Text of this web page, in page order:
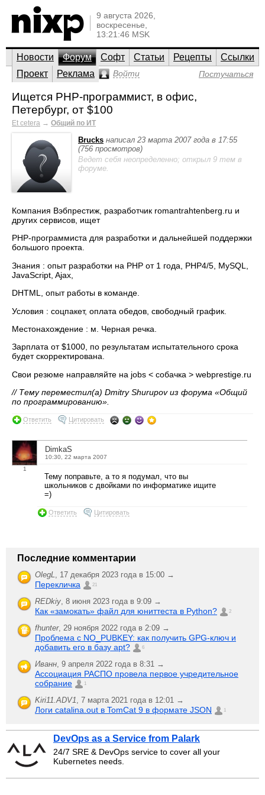
9 августа 2026,
воскресенье,
13:21:46 MSK
Новости Форум Софт Статьи Рецепты
Ссылки
Проект
Реклама Войти Постучаться
Ищется PHP-программист, в офис,
Петербург, от $100
Et cetera → Общий по ИТ
Brucks написал 23 марта 2007 года в 17:55
(756 просмотров)
Ведет себя неопределенно; открыл 9 тем в
форуме.
Компания Вэбпрестиж, разработчик romantrahtenberg.ru и
других сервисов, ищет
PHP-программиста для разработки и дальнейшей поддержки
большого проекта.
Знания : опыт разработки на PHP от 1 года, PHP4/5, MySQL,
JavaScript, Ajax,
DHTML, опыт работы в команде.
Условия : соцпакет, оплата обедов, свободный график.
Местонахождение : м. Черная речка.
Зарплата от $1000, по результатам испытательного срока
будет скорректирована.
Свои резюме направляйте на jobs < собачка > webprestige.ru
// Тему переместил(а) Dmitry Shurupov из форума «Общий
по программированию».
Ответить Цитировать
1
DimkaS
10:30, 22 марта 2007
Тему поправьте, а то я подумал, что вы
школьников с двойками по информатике ищите
=)
Ответить Цитировать
Последние комментарии
OlegL 17 декабря 2023 года в 15:00 →
Перекличка 21
REDkiy 8 июня 2023 года в 9:09 →
Как «замокать» файл для юниттеста в Python? 2
fhunter, 29 ноября 2022 года в 2:09 →
Проблема с NO_PUBKEY: как получить GPG-ключ и
добавить его в базу apt?
6
Иванн 9 апреля 2022 года в 8:31 →
Ассоциация РАСПО провела первое учредительное
собрание
1
Kiri11.ADV1 7 марта 2021 года в 12:01 →
Логи catalina.out в TomCat 9 в формате JSON 1
DevOps as a Service from Palark
24/7 SRE & DevOps service to cover all your
Kubernetes needs.